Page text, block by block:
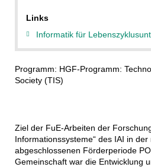
Links
Informatik für
Programm: HGF-Programm:
Society (TIS)
Ziel der FuE-Arbeiten der
Informationssysteme“ des IAI in der
abgeschlossenen Förderperiode
Gemeinschaft war die Entwicklung